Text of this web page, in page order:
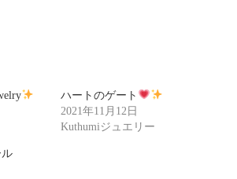
ハートのゲート
2021年11月12日
Kuthumiジュエリー